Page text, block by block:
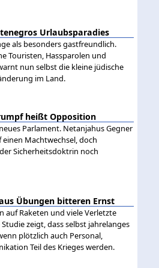
Urlaubsparadies
als besonders gastfreundlich.
Touristen, Hassparolen und
nun selbst die kleine jüdische
im Land.
heißt Opposition
Parlament. Netanjahus Gegner
einen Machtwechsel, doch
Sicherheitsdoktrin noch
Übungen bitteren Ernst
auf Raketen und viele Verletzte
zeigt, dass selbst jahrelanges
plötzlich auch Personal,
Teil des Krieges werden.